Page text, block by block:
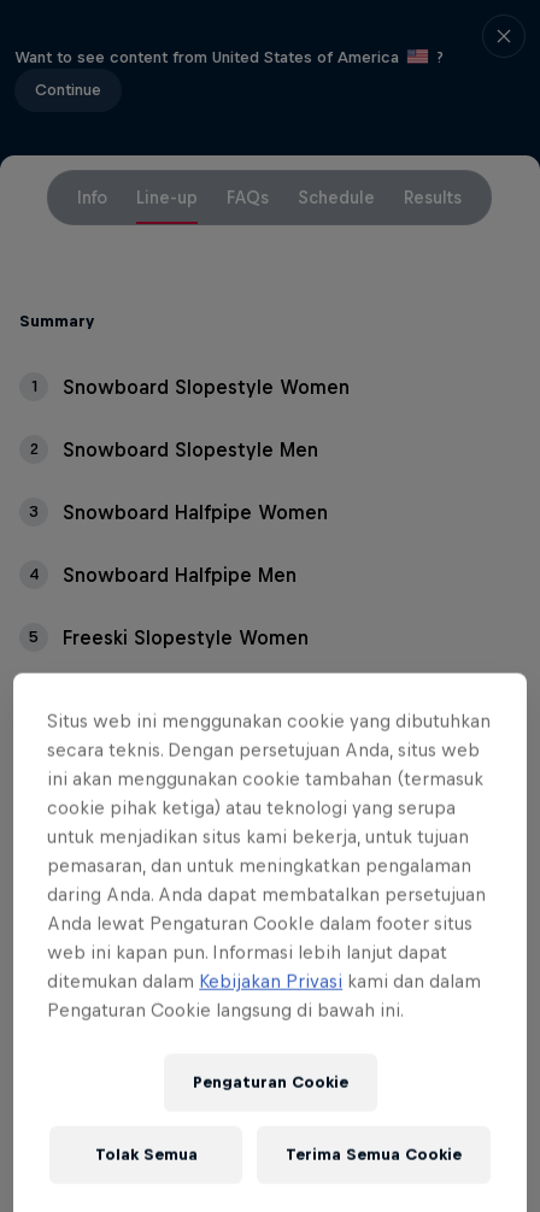
Want to see content from United States of America
?
Continue
Info Line-up FAQs Schedule Results
Summary
1 Snowboard Slopestyle Women
2 Snowboard Slopestyle Men
3 Snowboard Halfpipe Women
4 Snowboard Halfpipe Men
5 Freeski Slopestyle Women
Between January 16-21, the slopes of Crap Sogn
Gion will bring together the world’s top
snowboarders and freeskiers for an action-sports
showdown in the park and pipe. Which Red Bull
athletes are competing at the Laax Open 2024?
Please note that there may be some changes to the
announced riders.
Situs web ini menggunakan cookie yang dibutuhkan
secara teknis. Dengan persetujuan Anda, situs web
ini akan menggunakan cookie tambahan (termasuk
cookie pihak ketiga) atau teknologi yang serupa
untuk menjadikan situs kami bekerja, untuk tujuan
pemasaran, dan untuk meningkatkan pengalaman
daring Anda. Anda dapat membatalkan persetujuan
Anda lewat Pengaturan CookIe dalam footer situs
web ini kapan pun. Informasi lebih lanjut dapat
ditemukan dalam Kebijakan Privasi kami dan dalam
Pengaturan Cookie langsung di bawah ini.
Pengaturan Cookie
Tolak Semua Terima Semua Cookie